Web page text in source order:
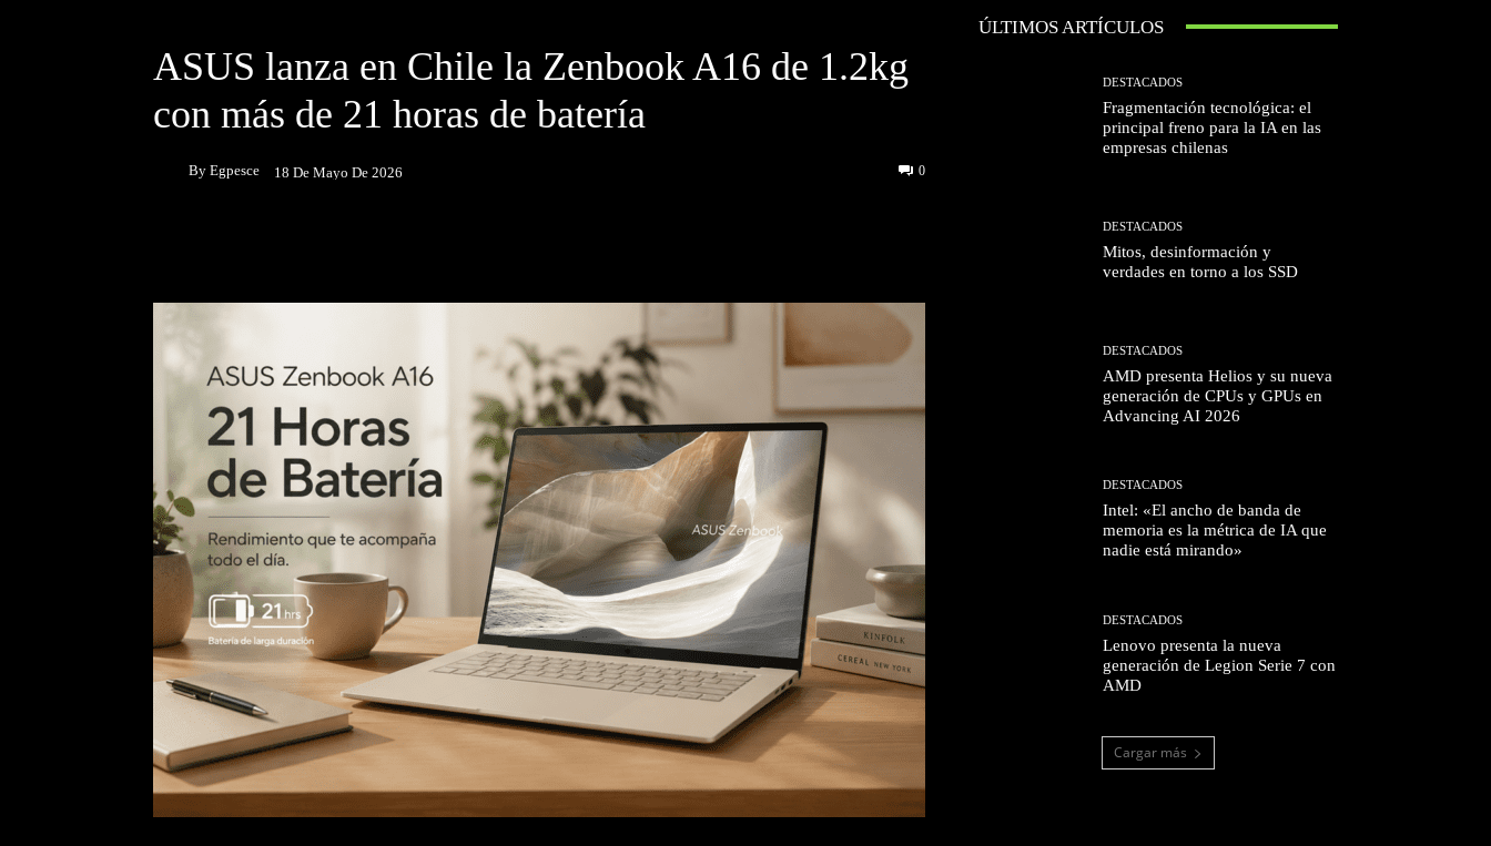
ASUS lanza en Chile la Zenbook A16 de 1.2kg
con más de 21 horas de batería
By Egpesce 18 De Mayo De 2026 0
ÚLTIMOS ARTÍCULOS
DESTACADOS
Fragmentación tecnológica: el
principal freno para la IA en las
empresas chilenas
DESTACADOS
Mitos, desinformación y
verdades en torno a los SSD
DESTACADOS
AMD presenta Helios y su nueva
generación de CPUs y GPUs en
Advancing AI 2026
DESTACADOS
Intel: «El ancho de banda de
memoria es la métrica de IA que
nadie está mirando»
DESTACADOS
Lenovo presenta la nueva
generación de Legion Serie 7 con
AMD
Cargar más